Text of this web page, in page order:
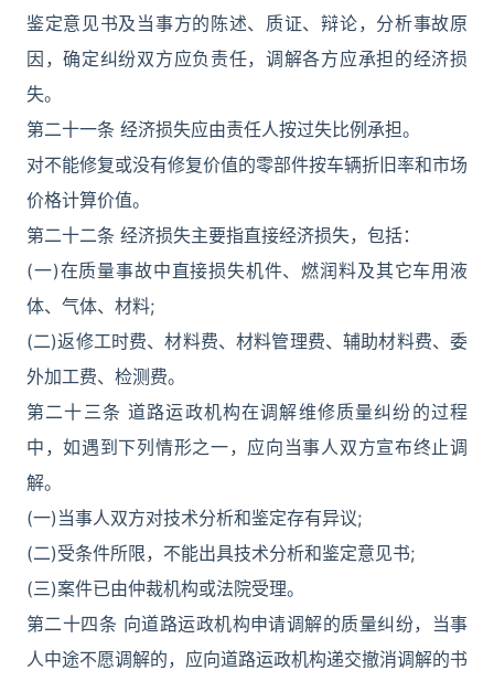
鉴定意见书及当事方的陈述、质证、辩论，分析事故原
因，确定纠纷双方应负责任，调解各方应承担的经济损
失。
第二十一条 经济损失应由责任人按过失比例承担。
对不能修复或没有修复价值的零部件按车辆折旧率和市场
价格计算价值。
第二十二条 经济损失主要指直接经济损失，包括：
(一)在质量事故中直接损失机件、燃润料及其它车用液
体、气体、材料;
(二)返修工时费、材料费、材料管理费、辅助材料费、委
外加工费、检测费。
第二十三条 道路运政机构在调解维修质量纠纷的过程
中，如遇到下列情形之一，应向当事人双方宣布终止调
解。
(一)当事人双方对技术分析和鉴定存有异议;
(二)受条件所限，不能出具技术分析和鉴定意见书;
(三)案件已由仲裁机构或法院受理。
第二十四条 向道路运政机构申请调解的质量纠纷，当事
人中途不愿调解的，应向道路运政机构递交撤消调解的书